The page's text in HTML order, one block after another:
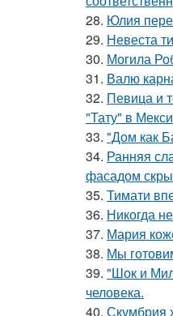
28. Юлия
29. Невеста
30. Могила
31. Валю
32. Певица и
"Тату" в
33. "Дом как
34. Ранняя
фасадом
35. Тимати
36. Никогда
37. Мария
38. Мы
39. "Шок и
человека.
40. Скумбрия